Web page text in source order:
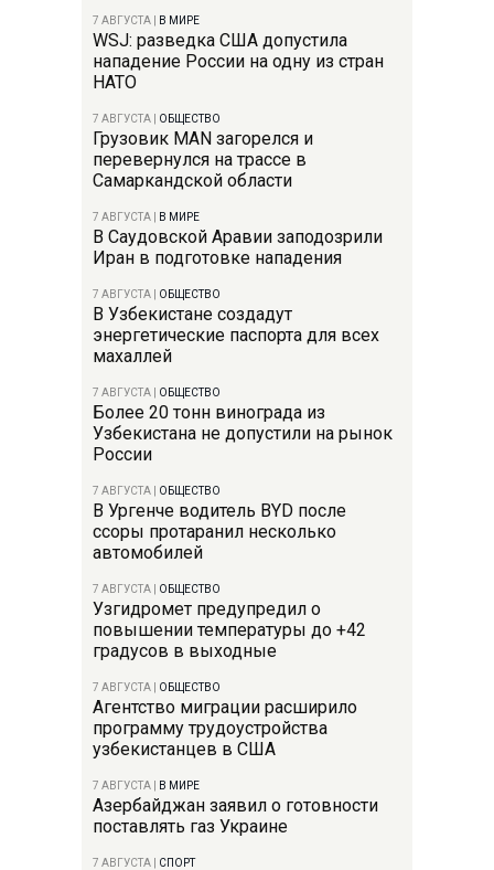
7 АВГУСТА В МИРЕ
WSJ: разведка США допустила
нападение России на одну из стран
НАТО
7 АВГУСТА ОБЩЕСТВО
Грузовик MAN загорелся и
перевернулся на трассе в
Самаркандской области
7 АВГУСТА В МИРЕ
В Саудовской Аравии заподозрили
Иран в подготовке нападения
7 АВГУСТА ОБЩЕСТВО
В Узбекистане создадут
энергетические паспорта для всех
махаллей
7 АВГУСТА ОБЩЕСТВО
Более 20 тонн винограда из
Узбекистана не допустили на рынок
России
7 АВГУСТА ОБЩЕСТВО
В Ургенче водитель BYD после
ссоры протаранил несколько
автомобилей
7 АВГУСТА ОБЩЕСТВО
Узгидромет предупредил о
повышении температуры до +42
градусов в выходные
7 АВГУСТА ОБЩЕСТВО
Агентство миграции расширило
программу трудоустройства
узбекистанцев в США
7 АВГУСТА В МИРЕ
Азербайджан заявил о готовности
поставлять газ Украине
7 АВГУСТА СПОРТ